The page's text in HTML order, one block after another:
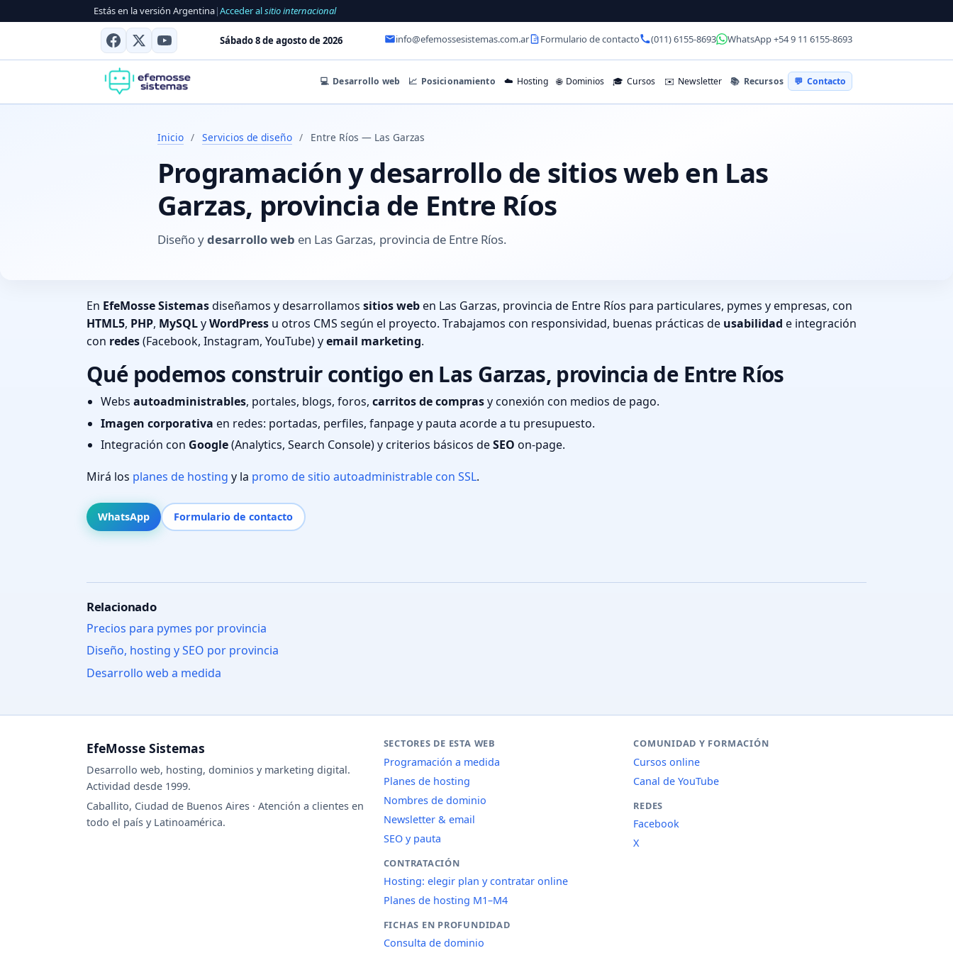
Estás en la versión Argentina|Acceder alsitio internacional
Sábado 8 de agosto de 2026 info@efemossesistemas.com.ar Formulario de contacto (011) 6155-8693 WhatsApp +54 9 11 6155-8693
💻 Desarrollo web 📈 Posicionamiento ☁️ Hosting 🌐 Dominios 🎓 Cursos ✉️ Newsletter 📚 Recursos 💬 Contacto
Inicio / Servicios de diseño / Entre Ríos — Las Garzas
Programación y desarrollo de sitios web en Las
Garzas, provincia de Entre Ríos
Diseño ydesarrollo web en Las Garzas, provincia de Entre Ríos.
En EfeMosse Sistemasdiseñamos y desarrollamos sitios weben Las Garzas, provincia de Entre Ríos para particulares, pymes y empresas, con
HTML5, PHP, MySQLyWordPress u otros CMS según el proyecto. Trabajamos con responsividad, buenas prácticas de usabilidad e integración
con redes(Facebook, Instagram, YouTube) yemail marketing.
Qué podemos construir contigo en Las Garzas, provincia de Entre Ríos
Webs autoadministrables, portales, blogs, foros, carritos de comprasy conexión con medios de pago.
Imagen corporativa en redes: portadas, perfiles, fanpage y pauta acorde a tu presupuesto.
Integración con Google(Analytics, Search Console) y criterios básicos deSEO on-page.
Mirá los planes de hosting y la promo de sitio autoadministrable con SSL.
WhatsApp Formulario de contacto
Relacionado
Precios para pymes por provincia
Diseño, hosting y SEO por provincia
Desarrollo web a medida
EfeMosse Sistemas
Desarrollo web, hosting, dominios y marketing digital.
Actividad desde 1999.
Caballito, Ciudad de Buenos Aires · Atención a clientes en
todo el país y Latinoamérica.
SECTORES DE ESTA WEB
Programación a medida
Planes de hosting
Nombres de dominio
Newsletter & email
SEO y pauta
CONTRATACIÓN
Hosting: elegir plan y contratar online
Planes de hosting M1–M4
FICHAS EN PROFUNDIDAD
Consulta de dominio
COMUNIDAD Y FORMACIÓN
Cursos online
Canal de YouTube
REDES
Facebook
X